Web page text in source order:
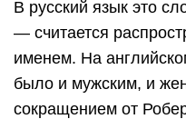
В русский язык это
— считается
именем. На
было и мужским, и
сокращением от